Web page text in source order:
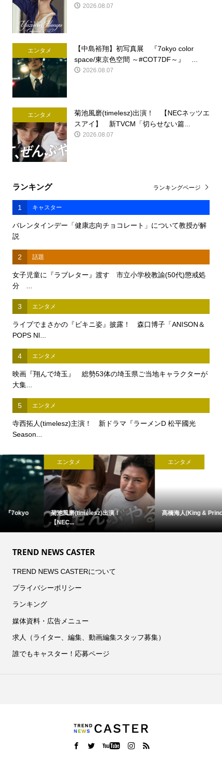
2026.08.07
エンタメ
【中島裕翔】初写真展 『7okyo color
space/東京色空間 ～#COT7DF～』 ...
2026.08.07
エンタメ
菊池風磨(timelesz)出演！ 【NECネッツエ
スアイ】 新TVCM「切らせない篇...
2026.08.07
ランキング
1 キャスター
バレンタインデー「健康志向チョコレート」について教授が解
説
2 話題
女子児童に『ラブレター』渡す 市立小学校教諭(50代)懲戒処
分 ...
3 エンタメ
ライブでまさかの『ビキニ姿』披露！ 森口博子「ANISON＆
POPS NI...
4 エンタメ
映画『翔んで埼玉』 総勢53体の埼玉県ご当地キャラクターが
大集...
5 エンタメ
寺西拓人(timelesz)主演！ 新ドラマ『ラーメンD 松平國光
Season...
ランキングページ
エンタメ
菊池風磨(timelesz)出演！
エンタメ
髙橋海人(King & Prince)来場...
TREND NEWS CASTER
TREND NEWS CASTERについて
プライバシーポリシー
ランキング
媒体資料・広告メニュー
求人（ライター、編集、動画編集スタッフ募集）
誰でもキャスター！応募ページ